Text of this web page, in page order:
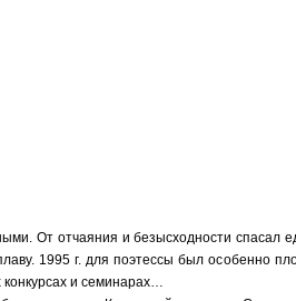
От отчаяния и безысходности спасал
1995 г. для поэтессы был особенно
и семинарах…